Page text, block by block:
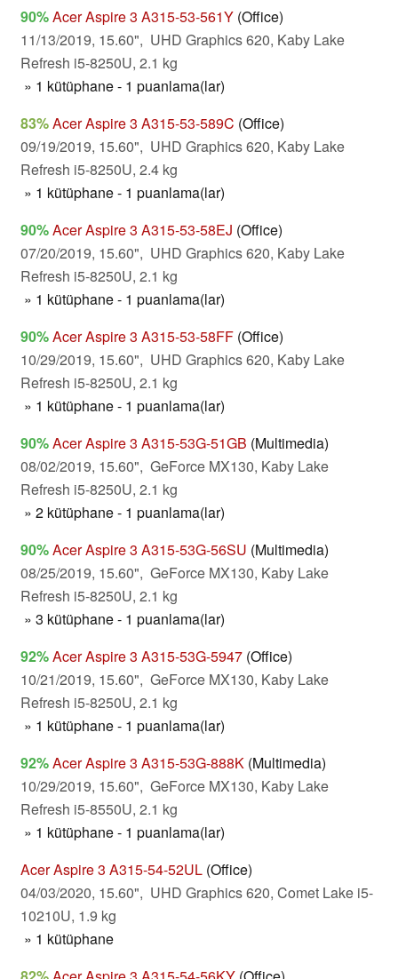
90%Acer Aspire 3 A315-53-561Y (Office)
11/13/2019, 15.60", UHD Graphics 620, Kaby Lake
Refresh i5-8250U, 2.1 kg
» 1 kütüphane - 1 puanlama(lar)
83%Acer Aspire 3 A315-53-589C (Office)
09/19/2019, 15.60", UHD Graphics 620, Kaby Lake
Refresh i5-8250U, 2.4 kg
» 1 kütüphane - 1 puanlama(lar)
90%Acer Aspire 3 A315-53-58EJ (Office)
07/20/2019, 15.60", UHD Graphics 620, Kaby Lake
Refresh i5-8250U, 2.1 kg
» 1 kütüphane - 1 puanlama(lar)
90%Acer Aspire 3 A315-53-58FF (Office)
10/29/2019, 15.60", UHD Graphics 620, Kaby Lake
Refresh i5-8250U, 2.1 kg
» 1 kütüphane - 1 puanlama(lar)
90%Acer Aspire 3 A315-53G-51GB (Multimedia)
08/02/2019, 15.60", GeForce MX130, Kaby Lake
Refresh i5-8250U, 2.1 kg
» 2 kütüphane - 1 puanlama(lar)
90%Acer Aspire 3 A315-53G-56SU (Multimedia)
08/25/2019, 15.60", GeForce MX130, Kaby Lake
Refresh i5-8250U, 2.1 kg
» 3 kütüphane - 1 puanlama(lar)
92%Acer Aspire 3 A315-53G-5947 (Office)
10/21/2019, 15.60", GeForce MX130, Kaby Lake
Refresh i5-8250U, 2.1 kg
» 1 kütüphane - 1 puanlama(lar)
92%Acer Aspire 3 A315-53G-888K (Multimedia)
10/29/2019, 15.60", GeForce MX130, Kaby Lake
Refresh i5-8550U, 2.1 kg
» 1 kütüphane - 1 puanlama(lar)
Acer Aspire 3 A315-54-52UL (Office)
04/03/2020, 15.60", UHD Graphics 620, Comet Lake i5-
10210U, 1.9 kg
» 1 kütüphane